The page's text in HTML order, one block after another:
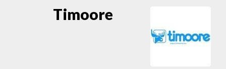
Timoore